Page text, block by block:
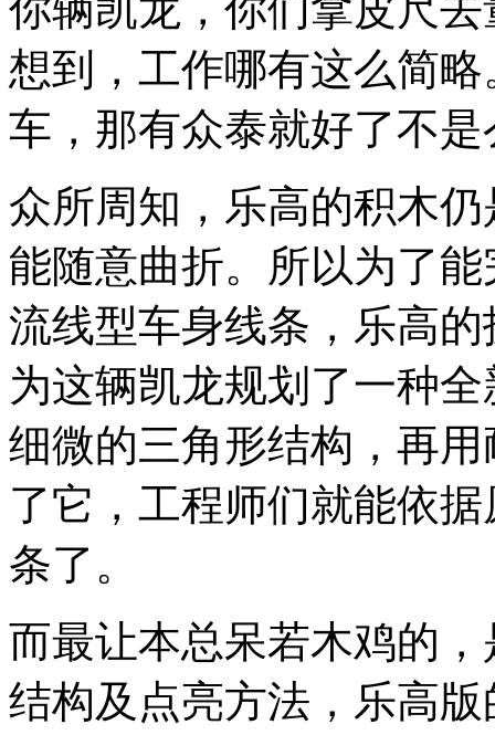
想到，工作哪有这么简
车，那有众泰就好了不
众所周知，乐高的积木
能随意曲折。所以为了
流线型车身线条，乐高
为这辆凯龙规划了一种
细微的三角形结构，再
了它，工程师们就能依
条了。
而最让本总呆若木鸡的
结构及点亮方法，乐高